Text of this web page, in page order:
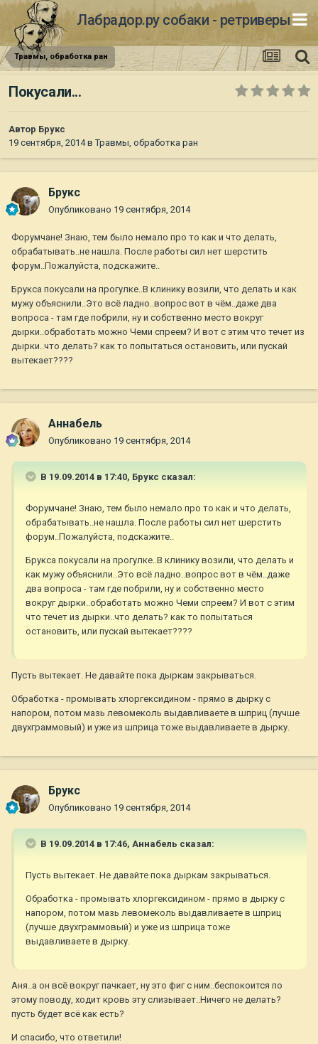
Лабрадор.ру собаки - ретриверы
Травмы, обработка ран
Покусали...
Автор Брукс
19 сентября, 2014вТравмы, обработка ран
Брукс
Опубликовано 19 сентября, 2014
Форумчане! Знаю, тем было немало про то как и что делать,
обрабатывать..не нашла. После работы сил нет шерстить
форум..Пожалуйста, подскажите..
Брукса покусали на прогулке..В клинику возили, что делать и как
мужу объяснили..Это всё ладно..вопрос вот в чём..даже два
вопроса - там где побрили, ну и собственно место вокруг
дырки..обработать можно Чеми спреем? И вот с этим что течет из
дырки..что делать? как то попытаться остановить, или пускай
вытекает????
Aннaбель
Опубликовано 19 сентября, 2014
В 19.09.2014 в 17:40, Брукс сказал:
Форумчане! Знаю, тем было немало про то как и что делать,
обрабатывать..не нашла. После работы сил нет шерстить
форум..Пожалуйста, подскажите..
Брукса покусали на прогулке..В клинику возили, что делать и
как мужу объяснили..Это всё ладно..вопрос вот в чём..даже
два вопроса - там где побрили, ну и собственно место
вокруг дырки..обработать можно Чеми спреем? И вот с этим
что течет из дырки..что делать? как то попытаться
остановить, или пускай вытекает????
Пусть вытекает. Не давайте пока дыркам закрываться.
Обработка - промывать хлоргексидином - прямо в дырку с
напором, потом мазь левомеколь выдавливаете в шприц (лучше
двухграммовый) и уже из шприца тоже выдавливаете в дырку.
Брукс
Опубликовано 19 сентября, 2014
В 19.09.2014 в 17:46, Aннaбель сказал:
Пусть вытекает. Не давайте пока дыркам закрываться.
Обработка - промывать хлоргексидином - прямо в дырку с
напором, потом мазь левомеколь выдавливаете в шприц
(лучше двухграммовый) и уже из шприца тоже
выдавливаете в дырку.
Аня..а он всё вокруг пачкает, ну это фиг с ним..беспокоится по
этому поводу, ходит кровь эту слизывает..Ничего не делать?
пусть будет всё как есть?
И спасибо, что ответили!